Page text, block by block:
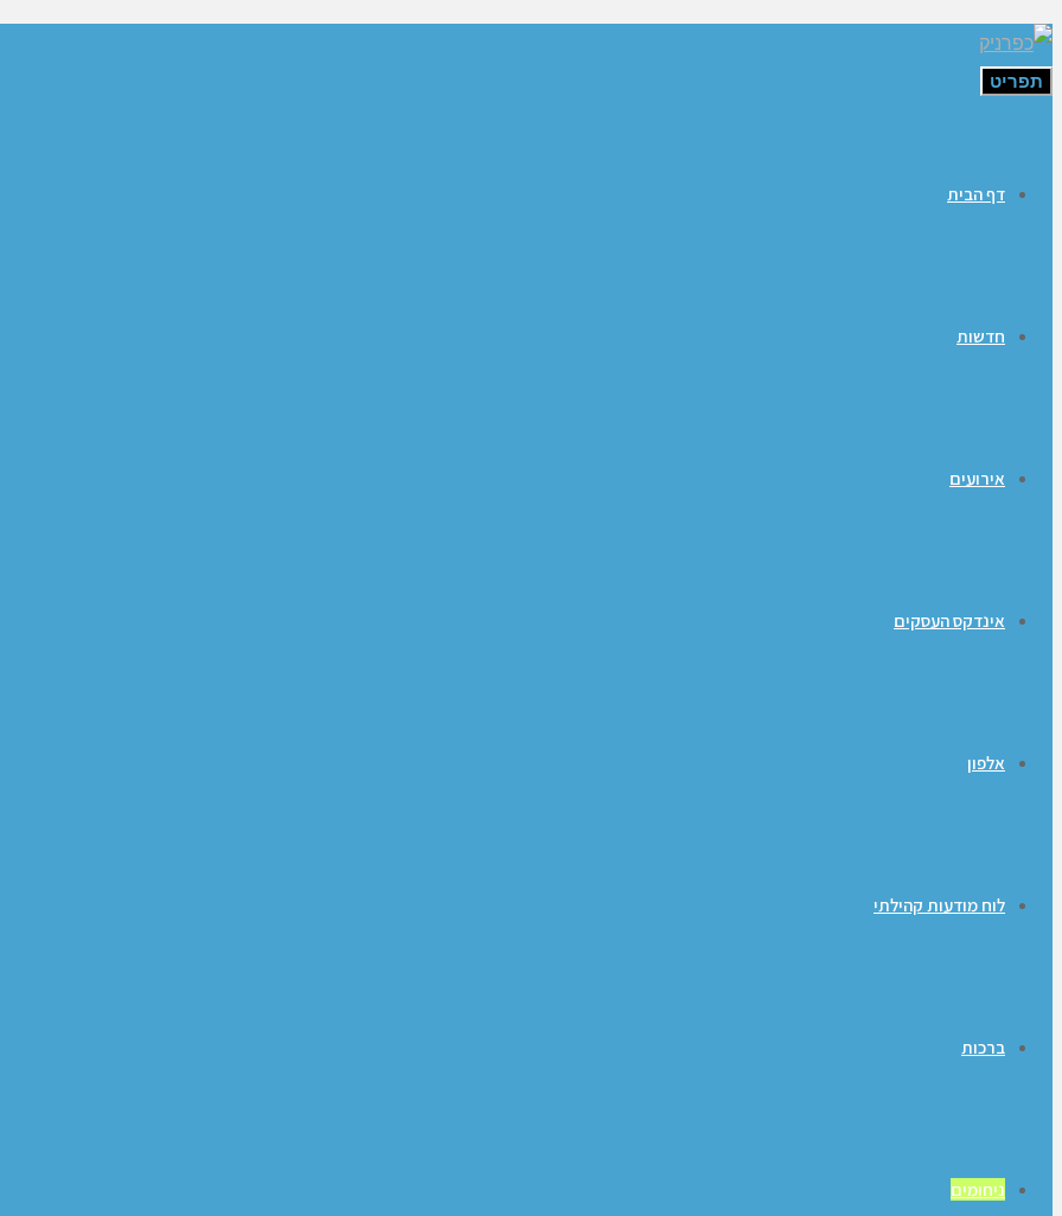
תפריט
דף הבית
חדשות
אירועים
אינדקס העסקים
אלפון
לוח מודעות קהילתי
ברכות
ניחומים